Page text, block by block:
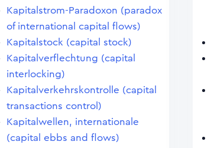
Kapitalstrom-Paradoxon (paradox
of international capital flows)
Kapitalstock (capital stock)
Kapitalverflechtung (capital
interlocking)
Kapitalverkehrskontrolle (capital
transactions control)
Kapitalwellen, internationale
(capital ebbs and flows)